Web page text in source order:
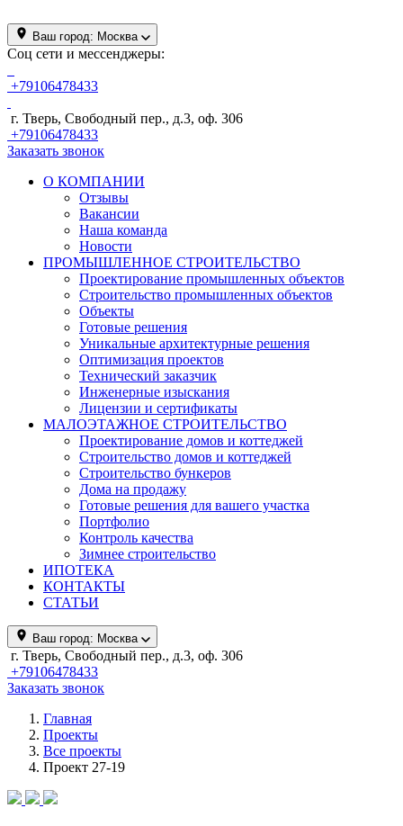
Ваш город: Москва
Соц сети и мессенджеры:
+79106478433
г. Тверь, Свободный пер., д.3, оф. 306
+79106478433
Заказать звонок
О КОМПАНИИ
Отзывы
Вакансии
Наша команда
Новости
ПРОМЫШЛЕННОЕ СТРОИТЕЛЬСТВО
Проектирование промышленных объектов
Строительство промышленных объектов
Объекты
Готовые решения
Уникальные архитектурные решения
Оптимизация проектов
Технический заказчик
Инженерные изыскания
Лицензии и сертификаты
МАЛОЭТАЖНОЕ СТРОИТЕЛЬСТВО
Проектирование домов и коттеджей
Строительство домов и коттеджей
Строительство бункеров
Дома на продажу
Готовые решения для вашего участка
Портфолио
Контроль качества
Зимнее строительство
ИПОТЕКА
КОНТАКТЫ
СТАТЬИ
Ваш город: Москва
г. Тверь, Свободный пер., д.3, оф. 306
+79106478433
Заказать звонок
Главная
Проекты
Все проекты
Проект 27-19